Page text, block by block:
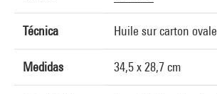
Técnica Huile sur carton ovale
Medidas 34,5 x 28,7 cm